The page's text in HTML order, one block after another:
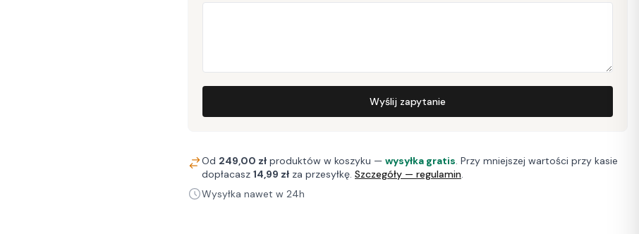
Wyślij zapytanie
Od 249,00 zł produktów w koszyku — wysyłka gratis. Przy mniejszej wartości przy kasie
dopłacasz 14,99 zł za przesyłkę. Szczegóły — regulamin.
Wysyłka nawet w 24h